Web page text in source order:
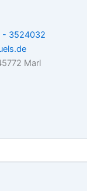
- 3524032
Marl